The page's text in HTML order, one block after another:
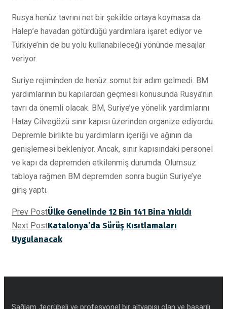
Rusya henüz tavrını net bir şekilde ortaya koymasa da
Halep’e havadan götürdüğü yardımlara işaret ediyor ve
Türkiye’nin de bu yolu kullanabileceği yönünde mesajlar
veriyor.
Suriye rejiminden de henüz somut bir adım gelmedi. BM
yardımlarının bu kapılardan geçmesi konusunda Rusya’nın
tavrı da önemli olacak. BM, Suriye’ye yönelik yardımlarını
Hatay Cilvegözü sınır kapısı üzerinden organize ediyordu.
Depremle birlikte bu yardımların içeriği ve ağının da
genişlemesi bekleniyor. Ancak, sınır kapısındaki personel
ve kapı da depremden etkilenmiş durumda. Olumsuz
tabloya rağmen BM depremden sonra bugün Suriye’ye
giriş yaptı.
Prev PostÜlke Genelinde 12 Bin 141 Bina Yıkıldı
Next PostKatalonya’da Sürüş Kısıtlamaları
Uygulanacak
Sağlam ,tecrübeli ve profesyonel bir altyapısı olan ve başarılı